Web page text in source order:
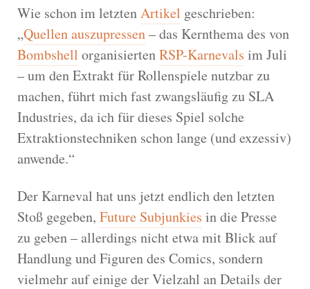
Wie schon im letztenArtikel geschrieben:
„Quellen auszupressen– das Kernthema des von
Bombshell organisiertenRSP-Karnevals im Juli
– um den Extrakt für Rollenspiele nutzbar zu
machen, führt mich fast zwangsläufig zu SLA
Industries, da ich für dieses Spiel solche
Extraktionstechniken schon lange (und exzessiv)
anwende.“
Der Karneval hat uns jetzt endlich den letzten
Stoß gegeben, Future Subjunkies in die Presse
zu geben – allerdings nicht etwa mit Blick auf
Handlung und Figuren des Comics, sondern
vielmehr auf einige der Vielzahl an Details der